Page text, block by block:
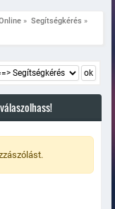
» Segítségkérés »